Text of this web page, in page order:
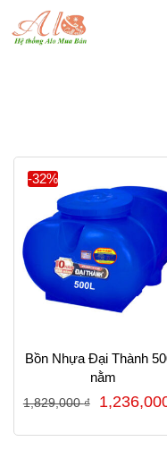
-32%
Bồn Nhựa Đại Thành
nằm
1,829,000₫
Giá